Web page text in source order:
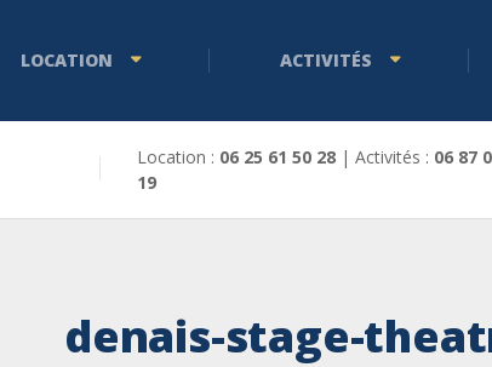
LOCATION ACTIVITÉS
Location : 06 25 61 50 28| Activités : 06 87
19
denais-stage-